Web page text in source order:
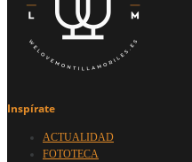
Inspírate
ACTUALIDAD
FOTOTECA